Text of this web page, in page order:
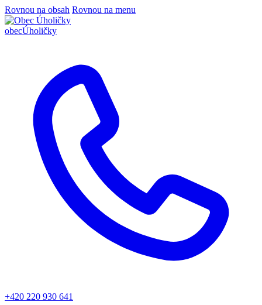
Rovnou na obsah Rovnou na menu
obecÚholičky
+420 220 930 641